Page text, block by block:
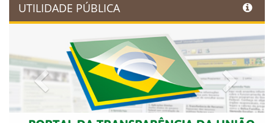
UTILIDADE PÚBLICA
Previous Next